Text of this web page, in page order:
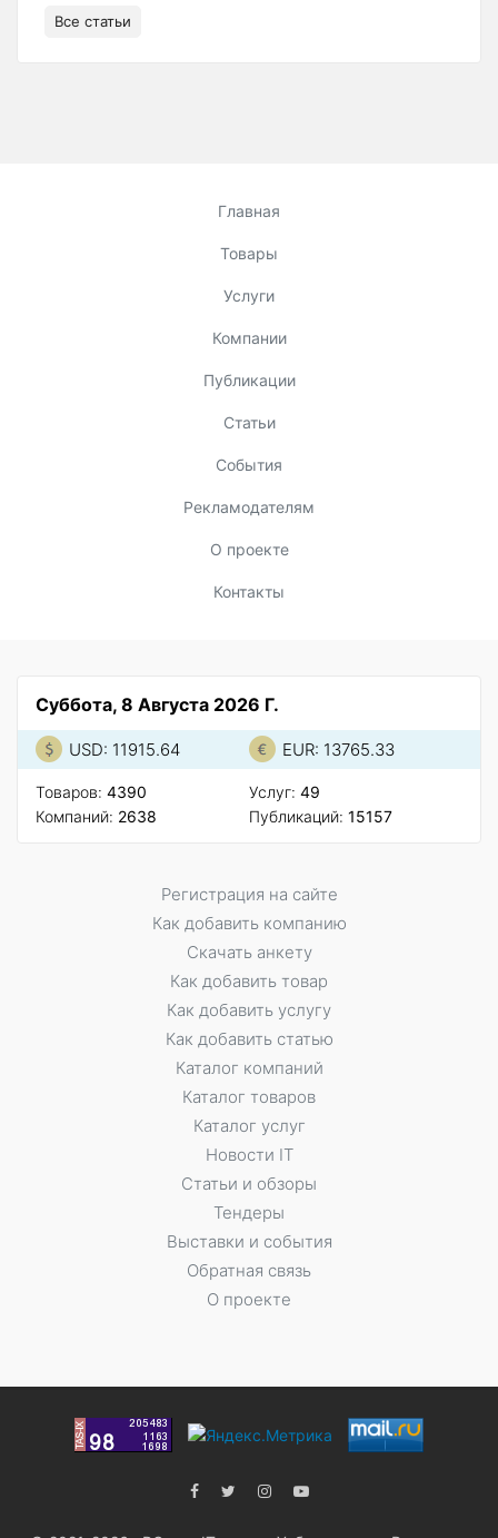
Все статьи
Главная
Товары
Услуги
Компании
Публикации
Статьи
События
Рекламодателям
О проекте
Контакты
Суббота, 8 Августа 2026 Г.
USD: 11915.64 EUR: 13765.33
Товаров: 4390
Компаний: 2638
Услуг: 49
Публикаций: 15157
Регистрация на сайте
Как добавить компанию
Скачать анкету
Как добавить товар
Как добавить услугу
Как добавить статью
Каталог компаний
Каталог товаров
Каталог услуг
Новости IT
Статьи и обзоры
Тендеры
Выставки и события
Обратная связь
О проекте